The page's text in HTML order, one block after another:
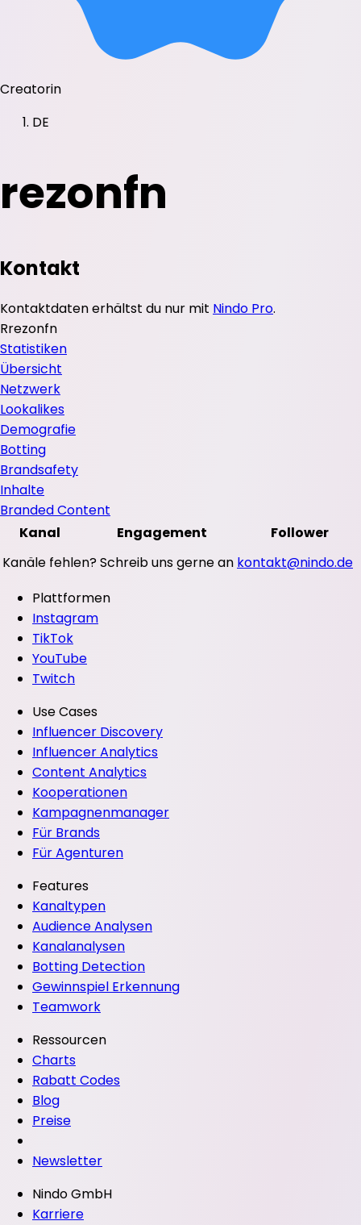
Creatorin
DE
rezonfn
Kontakt
Kontaktdaten erhältst du nur mit Nindo Pro.
Rrezonfn
Statistiken
Übersicht
Netzwerk
Lookalikes
Demografie
Botting
Brandsafety
Inhalte
Branded Content
Kanal
Engagement
Follower
Kanäle fehlen? Schreib uns gerne an kontakt@nindo.de
Plattformen
Instagram
TikTok
YouTube
Twitch
Use Cases
Influencer Discovery
Influencer Analytics
Content Analytics
Kooperationen
Kampagnenmanager
Für Brands
Für Agenturen
Features
Kanaltypen
Audience Analysen
Kanalanalysen
Botting Detection
Gewinnspiel Erkennung
Teamwork
Ressourcen
Charts
Rabatt Codes
Blog
Preise
Newsletter
Nindo GmbH
Karriere